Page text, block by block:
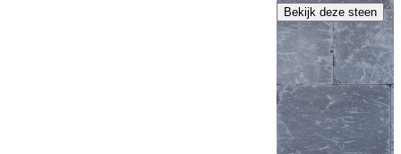
Bekijk deze steen